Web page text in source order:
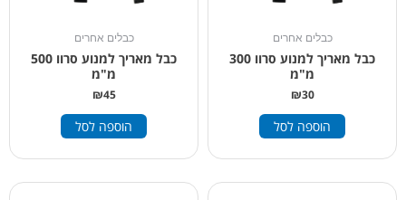
כבלים אחרים
כבל מאריך למנוע סרוו 300
מ"מ
₪30
הוספה לסל
כבלים אחרים
כבל מאריך למנוע סרוו 500
מ"מ
₪45
הוספה לסל